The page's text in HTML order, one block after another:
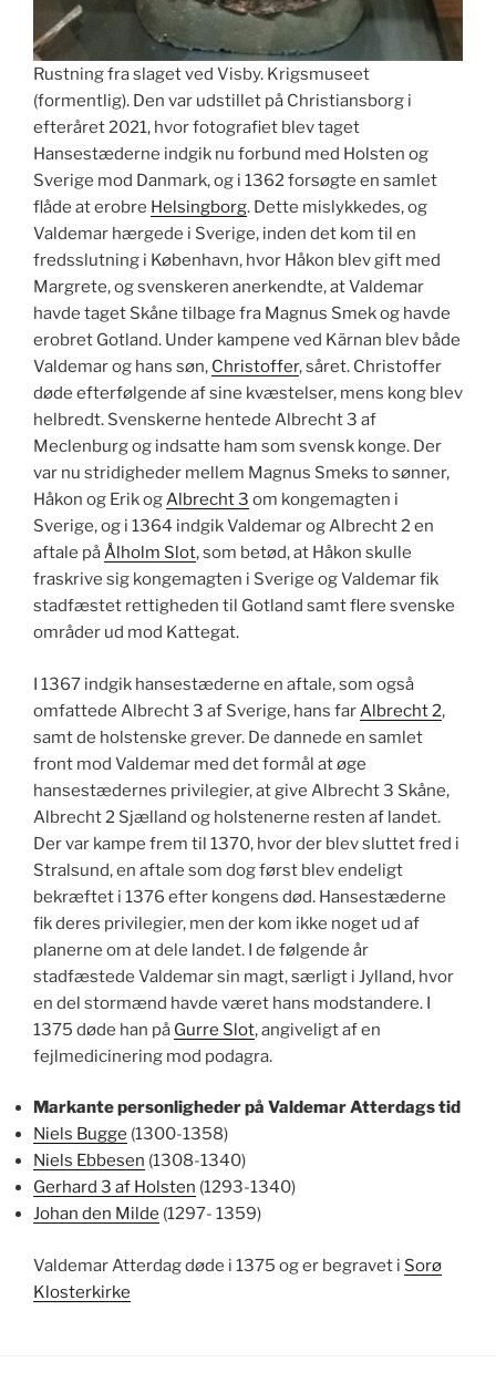
Rustning fra slaget ved Visby. Krigsmuseet
(formentlig). Den var udstillet på Christiansborg i
efteråret 2021, hvor fotografiet blev taget
Hansestæderne indgik nu forbund med Holsten og
Sverige mod Danmark, og i 1362 forsøgte en samlet
flåde at erobre Helsingborg. Dette mislykkedes, og
Valdemar hærgede i Sverige, inden det kom til en
fredsslutning i København, hvor Håkon blev gift med
Margrete, og svenskeren anerkendte, at Valdemar
havde taget Skåne tilbage fra Magnus Smek og havde
erobret Gotland. Under kampene ved Kärnan blev både
Valdemar og hans søn, Christoffer, såret. Christoffer
døde efterfølgende af sine kvæstelser, mens kong blev
helbredt. Svenskerne hentede Albrecht 3 af
Meclenburg og indsatte ham som svensk konge. Der
var nu stridigheder mellem Magnus Smeks to sønner,
Håkon og Erik ogAlbrecht 3 om kongemagten i
Sverige, og i 1364 indgik Valdemar og Albrecht 2 en
aftale påÅlholm Slot, som betød, at Håkon skulle
fraskrive sig kongemagten i Sverige og Valdemar fik
stadfæstet rettigheden til Gotland samt flere svenske
områder ud mod Kattegat.
I 1367 indgik hansestæderne en aftale, som også
omfattede Albrecht 3 af Sverige, hans far Albrecht 2,
samt de holstenske grever. De dannede en samlet
front mod Valdemar med det formål at øge
hansestædernes privilegier, at give Albrecht 3 Skåne,
Albrecht 2 Sjælland og holstenerne resten af landet.
Der var kampe frem til 1370, hvor der blev sluttet fred i
Stralsund, en aftale som dog først blev endeligt
bekræftet i 1376 efter kongens død. Hansestæderne
fik deres privilegier, men der kom ikke noget ud af
planerne om at dele landet. I de følgende år
stadfæstede Valdemar sin magt, særligt i Jylland, hvor
en del stormænd havde været hans modstandere. I
1375 døde han på Gurre Slot, angiveligt af en
fejlmedicinering mod podagra.
Markante personligheder på Valdemar Atterdags tid
Niels Bugge (1300-1358)
Niels Ebbesen (1308-1340)
Gerhard 3 af Holsten (1293-1340)
Johan den Milde (1297- 1359)
Valdemar Atterdag døde i 1375 og er begravet i Sorø
Klosterkirke